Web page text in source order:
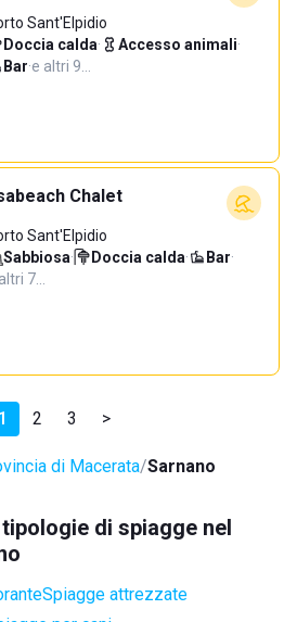
Sant'Elpidio
Doccia calda· Accesso animali·
Bar·e altri 9…
Chalet
Sant'Elpidio
Sabbiosa· Doccia calda· Bar·
7…
1 2 3 >
di Macerata Sarnano
di spiagge nel
Spiagge attrezzate